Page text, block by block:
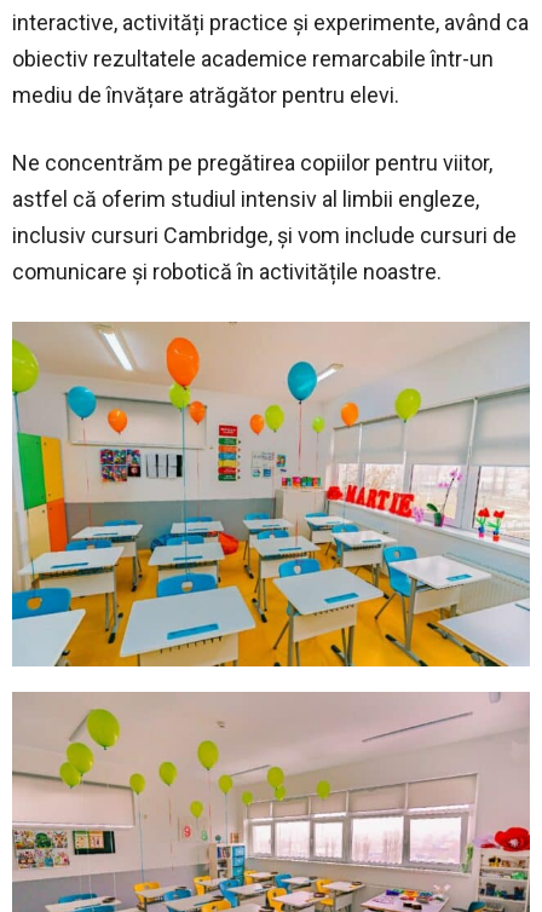
interactive, activități practice și experimente, având ca
obiectiv rezultatele academice remarcabile într-un
mediu de învățare atrăgător pentru elevi.
Ne concentrăm pe pregătirea copiilor pentru viitor,
astfel că oferim studiul intensiv al limbii engleze,
inclusiv cursuri Cambridge, și vom include cursuri de
comunicare și robotică în activitățile noastre.